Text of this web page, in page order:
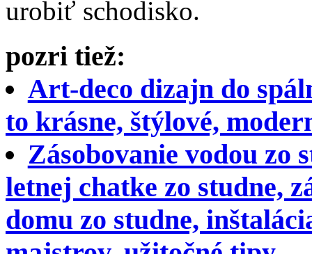
urobiť schodisko.
pozri tiež:
Art-deco dizajn do
to krásne, štýlové,
Zásobovanie vodou zo
letnej chatke zo studne,
domu zo studne,